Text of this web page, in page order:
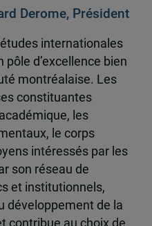
Derome, Président
internationales
d’excellence bien
montréalaise. Les
constituantes
les
le corps
intéressés par les
son réseau de
et institutionnels,
développement de la
contribue au choix de